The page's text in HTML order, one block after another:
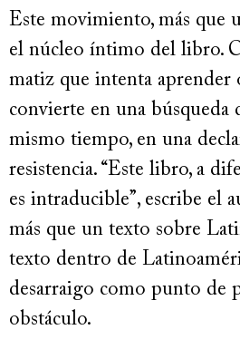
Este movimiento, más que
el núcleo íntimo del libro.
matiz que intenta aprender
convierte en una búsqueda
mismo tiempo, en una
resistencia. “Este libro, a
es intraducible”, escribe el
más que un texto sobre
texto dentro de
desarraigo como punto de
obstáculo.